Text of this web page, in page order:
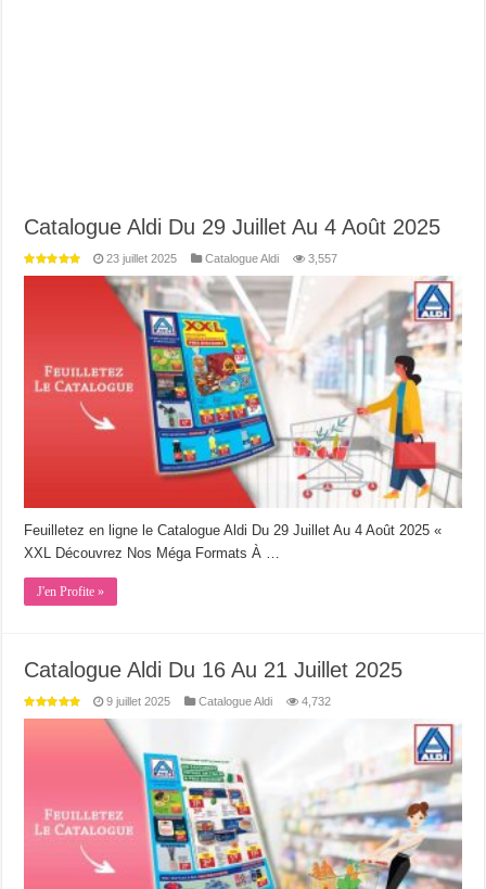
Catalogue Aldi Du 29 Juillet Au 4 Août 2025
23 juillet 2025 Catalogue Aldi 3,557
Feuilletez en ligne le Catalogue Aldi Du 29 Juillet Au 4 Août 2025 «
XXL Découvrez Nos Méga Formats À …
J'en Profite »
Catalogue Aldi Du 16 Au 21 Juillet 2025
9 juillet 2025 Catalogue Aldi 4,732